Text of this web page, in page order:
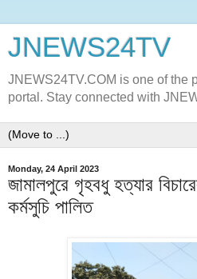
JNEWS24TV
JNEWS24TV.COM is one of the
portal. Stay connected with
Monday, 24 April 2023
জামালপুরে গৃহবধু হত্যার
কর্মসুচি পালিত